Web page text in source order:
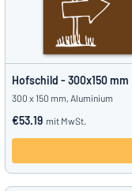
Hofschild - 300x150 mm
300 x 150 mm, Aluminium
€53.19 mit MwSt.